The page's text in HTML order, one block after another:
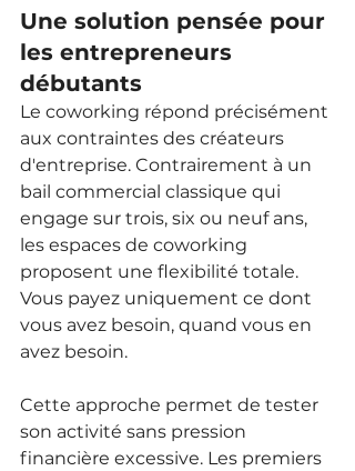
Une solution pensée pour
les entrepreneurs
débutants
Le coworking répond précisément
aux contraintes des créateurs
d'entreprise. Contrairement à un
bail commercial classique qui
engage sur trois, six ou neuf ans,
les espaces de coworking
proposent une flexibilité totale.
Vous payez uniquement ce dont
vous avez besoin, quand vous en
avez besoin.
Cette approche permet de tester
son activité sans pression
financière excessive. Les premiers